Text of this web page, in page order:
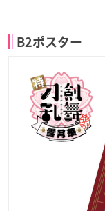
B2ポスター